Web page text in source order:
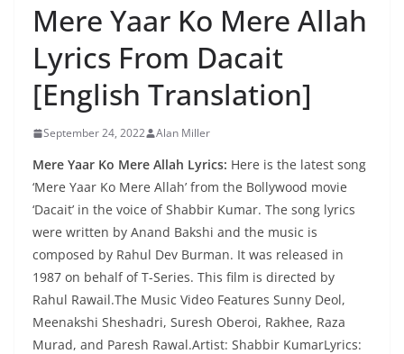
Mere Yaar Ko Mere Allah
Lyrics From Dacait
[English Translation]
September 24, 2022 Alan Miller
Mere Yaar Ko Mere Allah Lyrics: Here is the latest song
‘Mere Yaar Ko Mere Allah’ from the Bollywood movie
‘Dacait’ in the voice of Shabbir Kumar. The song lyrics
were written by Anand Bakshi and the music is
composed by Rahul Dev Burman. It was released in
1987 on behalf of T-Series. This film is directed by
Rahul Rawail.The Music Video Features Sunny Deol,
Meenakshi Sheshadri, Suresh Oberoi, Rakhee, Raza
Murad, and Paresh Rawal.Artist: Shabbir KumarLyrics: